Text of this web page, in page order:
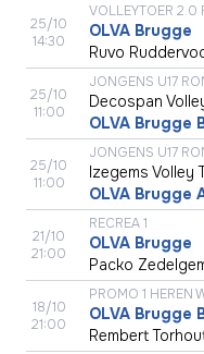
25/10
14:30
VOLLEYTOER 2.0
OLVA Brugge
Ruvo
25/10
11:00
JONGENS U17
Decospan
OLVA Brugge
25/10
11:00
JONGENS U17
Izegems Volley
OLVA Brugge
21/10
21:00
RECREA 1
OLVA Brugge
Packo
18/10
21:00
PROMO 1 HEREN
OLVA Brugge
Rembert